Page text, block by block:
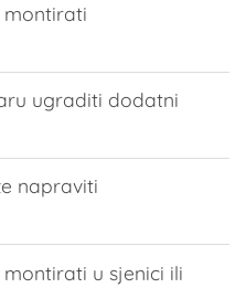
montirati
ugraditi dodatni
napraviti
u sjenici ili